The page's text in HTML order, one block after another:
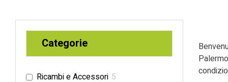
Categorie
Ricambi e Accessori 5